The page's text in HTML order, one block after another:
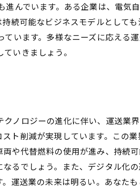
んでいます。ある企業は、電気
続可能なビジネスモデルとしても
います。多様なニーズに応える
いきましょう。
ノロジーの進化に伴い、運送業
ト削減が実現しています。この業
や代替燃料の使用が進み、持続
るでしょう。また、デジタル化
運送業の未来は明るい。あなた